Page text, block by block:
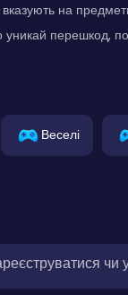
вказують на
перешкод,
Веселі
чи